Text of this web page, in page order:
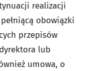
realizacji
obowiązki
przepisów
lub
umowa, o